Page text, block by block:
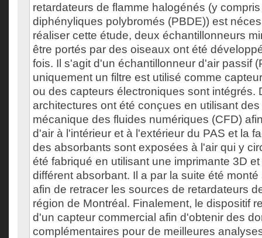
retardateurs de flamme halogénés (y
diphényliques polybromés (PBDE)) est
réaliser cette étude, deux échantillonneurs
être portés par des oiseaux ont été
fois. Il s'agit d'un échantillonneur d'air passif
uniquement un filtre est utilisé comme
ou des capteurs électroniques sont intégrés.
architectures ont été conçues en utilisant
mécanique des fluides numériques (CFD)
d'air à l'intérieur et à l'extérieur du PAS et la
des absorbants sont exposées à l'air qui y
été fabriqué en utilisant une imprimante 3D
différent absorbant. Il a par la suite été
afin de retracer les sources de retardateurs
région de Montréal. Finalement, le dispositif
d'un capteur commercial afin d'obtenir des
complémentaires pour de meilleures